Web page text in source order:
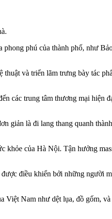
phú của thành phố, như
và triển lãm trưng bày tác
các trung tâm thương mại hiện
giản là đi lang thang quanh
khỏe của Hà Nội. Tận hưởng
điều khiển bởi những người
Việt Nam như dệt lụa, đồ gốm,